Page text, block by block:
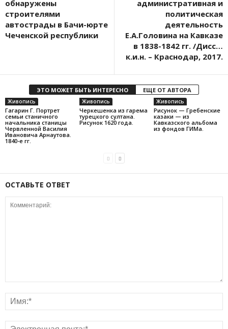
обнаружены
строителями
автострады в Бачи-юрте
Чеченской республики
административная и
политическая
деятельность
Е.А.Головина на Кавказе
в 1838-1842 гг. /Дисс…
к.и.н. – Краснодар, 2017.
ЭТО МОЖЕТ БЫТЬ ИНТЕРЕСНО ЕЩЕ ОТ АВТОРА
Живопись
Гагарин Г. Портрет
семьи станичного
начальника станицы
Червленной Василия
Ивановича Арнаутова.
1840-е гг.
Живопись
Черкешенка из гарема
турецкого султана.
Рисунок 1620 года.
Живопись
Рисунок — Гребенские
казаки — из
Кавказского альбома
из фондов ГИМа.
ОСТАВЬТЕ ОТВЕТ